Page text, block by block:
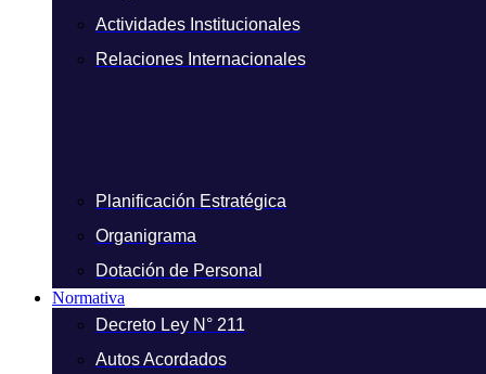
Actividades Institucionales
Relaciones Internacionales
Planificación Estratégica
Organigrama
Dotación de Personal
Normativa
Decreto Ley N° 211
Autos Acordados